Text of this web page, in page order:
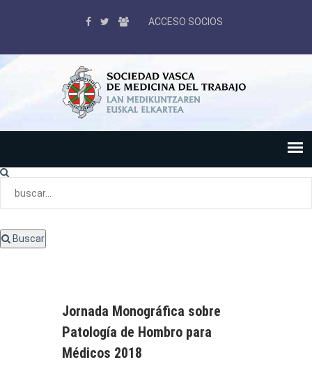
ACCESO SOCIOS
Buscar
Jornada Monográfica sobre
Patología de Hombro para
Médicos 2018